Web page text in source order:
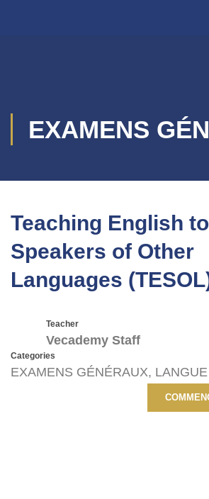
EXAMENS
Teaching English to
Speakers of Other
Languages
Teacher
Vecademy Staff
Categories
EXAMENS GÉNÉRAUX, LANGUE